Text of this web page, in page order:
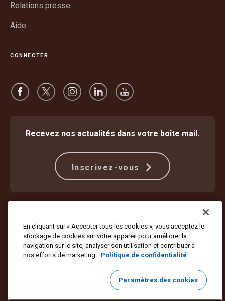
Relations presse
Aide
CONNECTER
Recevez nos actualités dans votre boîte mail.
Inscrivez-vous
Paramètres des cookies
Copyright ©1994-2026 United Parcel Service of America, Inc. Tous
droits réservés. Vous ne souhaitez plus recevoir de mises à jour par e-
Se désabonner ici
Pour mettre à jour toutes les autres préférences e-mail d’UPS ou vous
désabonner des e-mails marketing d’UPS, cliquez ici.
En cliquant sur « Accepter tous les cookies », vous acceptez le
stockage de cookies sur votre appareil pour améliorer la
navigation sur le site, analyser son utilisation et contribuer à
nos efforts de marketing. Politique de confidentialité
Paramètres des cookies